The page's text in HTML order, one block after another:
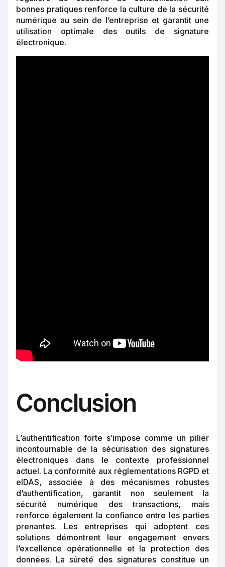
bonnes pratiques renforce la culture de la sécurité
numérique au sein de l’entreprise et garantit une
utilisation optimale des outils de signature
électronique.
Conclusion
L’authentification forte s’impose comme un pilier
incontournable de la sécurisation des signatures
électroniques dans le contexte professionnel
actuel. La conformité aux réglementations RGPD et
eIDAS, associée à des mécanismes robustes
d’authentification, garantit non seulement la
sécurité numérique des transactions, mais
renforce également la confiance entre les parties
prenantes. Les entreprises qui adoptent ces
solutions démontrent leur engagement envers
l’excellence opérationnelle et la protection des
données. La sûreté des signatures constitue un